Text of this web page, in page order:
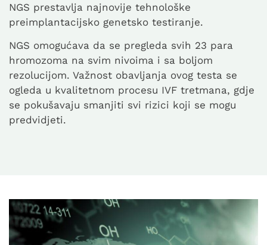
NGS prestavlja najnovije tehnološke
preimplantacijsko genetsko testiranje.
NGS omogućava da se pregleda svih 23 para
hromozoma na svim nivoima i sa boljom
rezolucijom. Važnost obavljanja ovog testa se
ogleda u kvalitetnom procesu IVF tretmana, gdje
se pokušavaju smanjiti svi rizici koji se mogu
predvidjeti.